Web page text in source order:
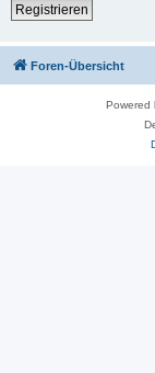
Registrieren
Foren-Übersicht
Powered